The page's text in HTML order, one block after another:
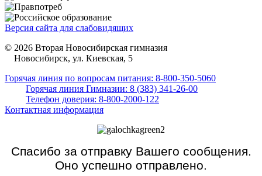
Версия сайта для слабовидящих
© 2026 Вторая Новосибирская гимназия
Новосибирск, ул. Киевская, 5
Горячая линия по вопросам питания: 8-800-350-5060
Горячая линия Гимназии: 8 (383) 341-26-00
Телефон доверия: 8-800-2000-122
Контактная информация
Спасибо за отправку Вашего сообщения.
Оно успешно отправлено.